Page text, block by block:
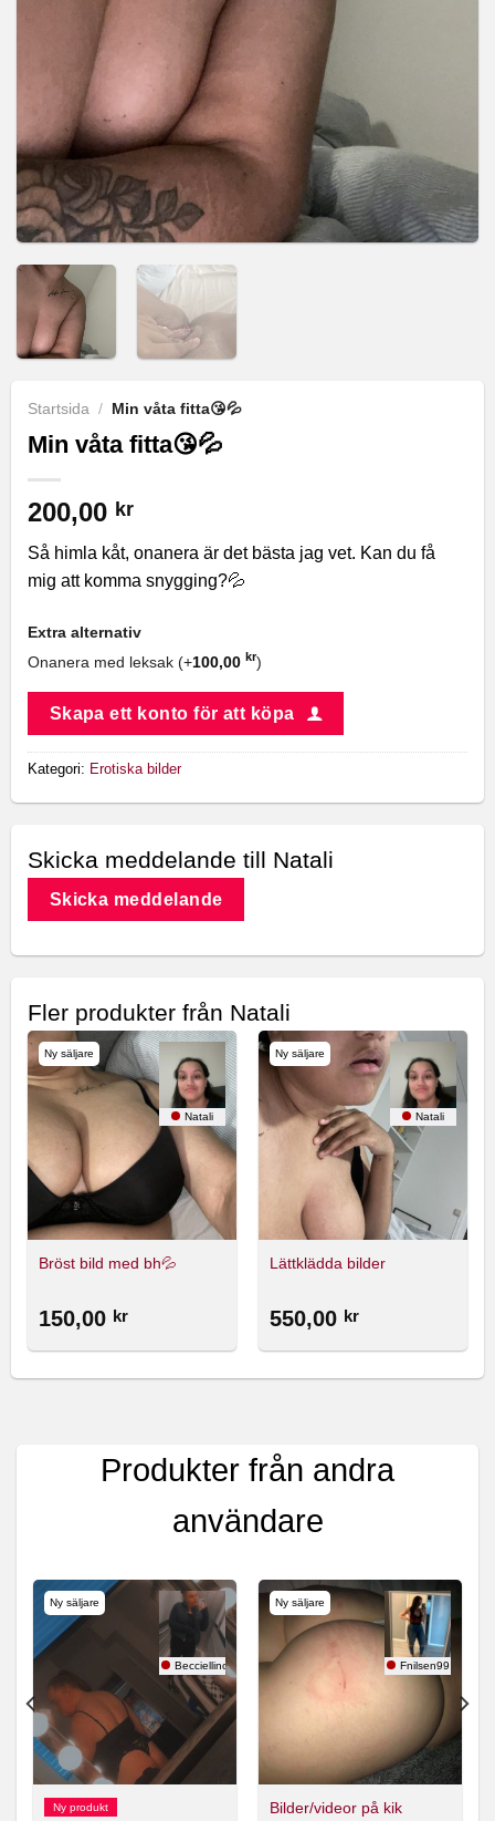
Startsida / Min våta fitta😘💦
Min våta fitta😘💦
200,00 kr
Så himla kåt, onanera är det bästa jag vet. Kan du få
mig att komma snygging?💦
Extra alternativ
Onanera med leksak (+100,00 kr)
Skapa ett konto för att köpa
Kategori: Erotiska bilder
Skicka meddelande till Natali
Skicka meddelande
Fler produkter från Natali
Ny säljare
Natali
Bröst bild med bh💦
150,00 kr
Ny säljare
Natali
Lättklädda bilder
550,00 kr
Produkter från andra
användare
Ny säljare
Becciellinor
Ny produkt
Ny säljare
Fnilsen99
Bilder/videor på kik